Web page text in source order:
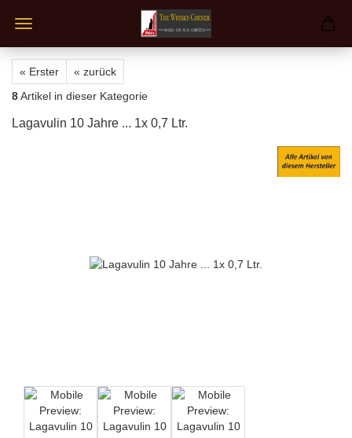
« Erster
« zurück
8Artikel in dieser Kategorie
Lagavulin 10 Jahre ... 1x 0,7 Ltr.